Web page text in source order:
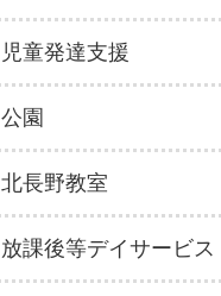
児童発達支援
公園
北長野教室
放課後等デイサービス